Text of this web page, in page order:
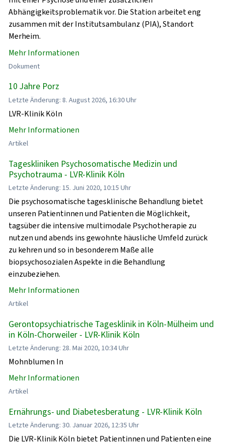
Abhängigkeitsproblematik vor. Die Station arbeitet eng
zusammen mit der Institutsambulanz (PIA), Standort
Merheim.
Mehr Informationen
Dokument
10 Jahre Porz
Letzte Änderung: 8. August 2026, 16:30 Uhr
LVR-Klinik Köln
Mehr Informationen
Artikel
Tageskliniken Psychosomatische Medizin und
Psychotrauma - LVR-Klinik Köln
Letzte Änderung: 15. Juni 2020, 10:15 Uhr
Die psychosomatische tagesklinische Behandlung bietet
unseren Patientinnen und Patienten die Möglichkeit,
tagsüber die intensive multimodale Psychotherapie zu
nutzen und abends ins gewohnte häusliche Umfeld zurück
zu kehren und so in besonderem Maße alle
biopsychosozialen Aspekte in die Behandlung
einzubeziehen.
Mehr Informationen
Artikel
Gerontopsychiatrische Tagesklinik in Köln-Mülheim und
in Köln-Chorweiler - LVR-Klinik Köln
Letzte Änderung: 28. Mai 2020, 10:34 Uhr
Mohnblumen In
Mehr Informationen
Artikel
Ernährungs- und Diabetesberatung - LVR-Klinik Köln
Letzte Änderung: 30. Januar 2026, 12:35 Uhr
Die LVR-Klinik Köln bietet Patientinnen und Patienten eine